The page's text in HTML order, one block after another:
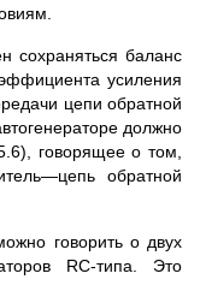
баланс
усиления
цепи обратной
должно
говорящее о том,
обратной
говорить о двух
RС-типа. Это